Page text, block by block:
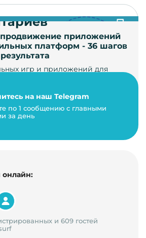
приложений
платформ - 36 шагов
игр и приложений для
на наш Telegram
по 1 сообщению с главными
за день
онлайн:
и 609 гостей